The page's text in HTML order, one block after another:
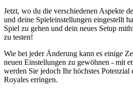
Jetzt, wo du die verschiedenen Aspekte
und deine Spieleinstellungen eingestellt
Spiel zu gehen und dein neues Setup
zu testen!
Wie bei jeder Änderung kann es einige
neuen Einstellungen zu gewöhnen - mit
werden Sie jedoch Ihr höchstes
Royales erringen.